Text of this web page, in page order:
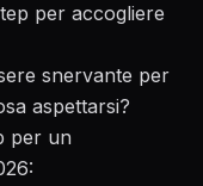
per accogliere
snervante per
aspettarsi?
per un